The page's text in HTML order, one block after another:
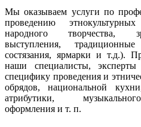
Мы оказываем услуги по
проведению
народного творчества,
выступления,
состязания, ярмарки и т.д.).
наши специалисты,
специфику проведения и
обрядов, национальной
атрибутики,
оформления и т. п.